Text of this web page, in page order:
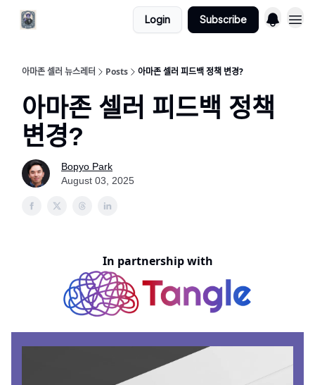
Login Subscribe
아마존 셀러 뉴스레터 Posts 아마존 셀러 피드백 정책 변경?
아마존 셀러 피드백 정책
변경?
Bopyo Park
August 03, 2025
In partnership with